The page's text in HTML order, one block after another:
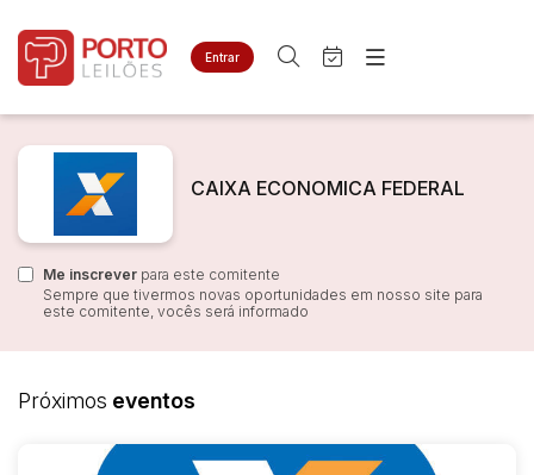
Entrar
Criar conta Entrar
Site
Quem Somos
Contato
Busca por categoria
Busca por palavra-chave
Estados Cidade
Judiciais Extrajudiciais
Quem SomosCAIXA ECONOMICA FEDERAL
Me inscrever para este comitente
Sempre que tivermos novas oportunidades em nosso site para
este comitente, vocês será informado
Próximos eventos